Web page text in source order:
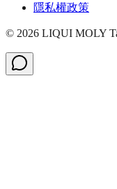
隱私權政策
© 2026 LIQUI MOLY